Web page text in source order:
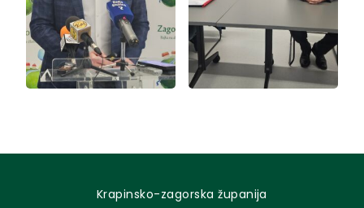
Krapinsko-zagorska županija